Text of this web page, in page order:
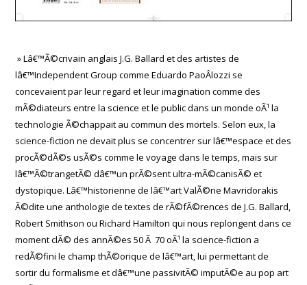
» Lâ€™Ã©crivain anglais J.G. Ballard et des artistes de
lâ€™Independent Group comme Eduardo PaoÂ­lozzi se
concevaient par leur regard et leur imagination comme des
mÃ©diateurs entre la science et le public dans un monde oÃ¹ la
technologie Ã©chappait au commun des mortels. Selon eux, la
science-fiction ne devait plus se concentrer sur lâ€™espace et des
procÃ©dÃ©s usÃ©s comme le voyage dans le temps, mais sur
lâ€™Ã©trangetÃ© dâ€™un prÃ©sent ultra-mÃ©canisÃ© et
dystopique. Lâ€™historienne de lâ€™art ValÃ©rie Mavridorakis
Ã©dite une anthologie de textes de rÃ©fÃ©rences de J.G. Ballard,
Robert Smithson ou Richard Hamilton qui nous replongent dans ce
moment clÃ© des annÃ©es 50 Ã 70 oÃ¹ la science-fiction a
redÃ©fini le champ thÃ©orique de lâ€™art, lui permettant de
sortir du formalisme et dâ€™une passivitÃ© imputÃ©e au pop art